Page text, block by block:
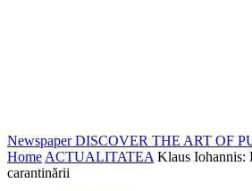
Newspaper DISCOVER THE ART OF
Home ACTUALITATEA Klaus Iohannis:
carantinării